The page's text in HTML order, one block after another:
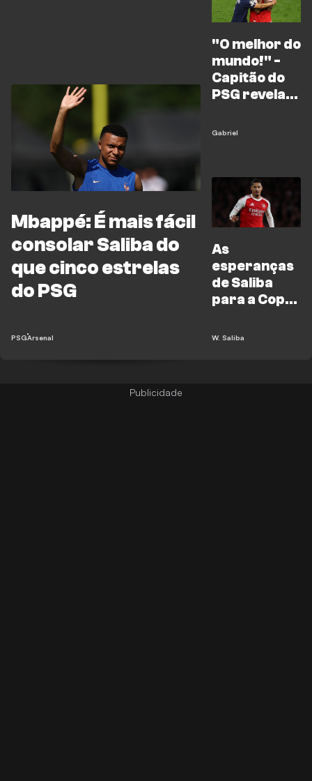
Mbappé: É mais fácil
consolar Saliba do
que cinco estrelas
do PSG
PSGArsenal
"O melhor do
mundo!" -
Capitão do
PSG revela
para Gabriel
final
Gabriel
As
esperanças
de Saliba
para a Copa
continuam
W. Saliba